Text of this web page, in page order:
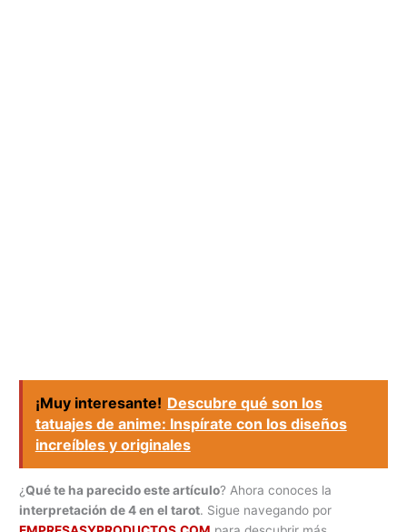
¡Muy interesante! Descubre qué son los
tatuajes de anime: Inspírate con los diseños
increíbles y originales
¿Qué te ha parecido este artículo? Ahora conoces la
interpretación de 4 en el tarot. Sigue navegando por